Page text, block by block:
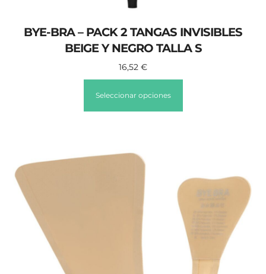
BYE-BRA – PACK 2 TANGAS INVISIBLES
BEIGE Y NEGRO TALLA S
16,52 €
Seleccionar opciones